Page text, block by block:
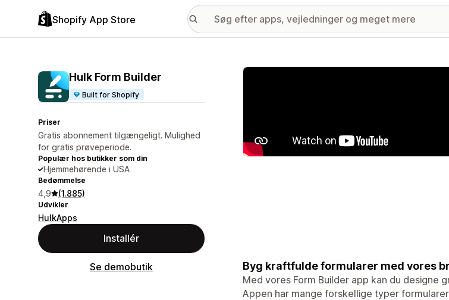
Shopify App Store
Hulk Form Builder
Built for Shopify
Priser
Gratis abonnement tilgængeligt. Mulighed
for gratis prøveperiode.
Populær hos butikker som din
Hjemmehørende i USA
Bedømmelse
4,9 (1.885)
Udvikler
HulkApps
Installér
Se demobutik
Galleri med udvalgte billeder
Byg kraftfulde formularer med vores
Med vores Form Builder app kan du
Appen har mange forskellige typer